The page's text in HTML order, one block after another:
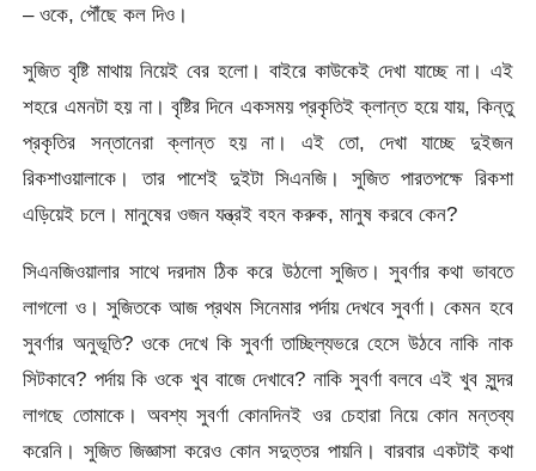
– ওকে, পৌঁছে কল দিও।
সুজিত বৃষ্টি মাথায় নিয়েই বের হলো। বাইরে কাউকেই দেখা যাচ্ছে না। এই
শহরে এমনটা হয় না। বৃষ্টির দিনে একসময় প্রকৃতিই ক্লান্ত হয়ে যায়, কিন্তু
প্রকৃতির সন্তানেরা ক্লান্ত হয় না। এই তো, দেখা যাচ্ছে দুইজন
রিকশাওয়ালাকে। তার পাশেই দুইটা সিএনজি। সুজিত পারতপক্ষে রিকশা
এড়িয়েই চলে। মানুষের ওজন যন্ত্রই বহন করুক, মানুষ করবে কেন?
সিএনজিওয়ালার সাথে দরদাম ঠিক করে উঠলো সুজিত। সুবর্ণার কথা ভাবতে
লাগলো ও। সুজিতকে আজ প্রথম সিনেমার পর্দায় দেখবে সুবর্ণা। কেমন হবে
সুবর্ণার অনুভূতি? ওকে দেখে কি সুবর্ণা তাচ্ছিল্যভরে হেসে উঠবে নাকি নাক
সিটকাবে? পর্দায় কি ওকে খুব বাজে দেখাবে? নাকি সুবর্ণা বলবে এই খুব সুন্দর
লাগছে তোমাকে। অবশ্য সুবর্ণা কোনদিনই ওর চেহারা নিয়ে কোন মন্তব্য
করেনি। সুজিত জিজ্ঞাসা করেও কোন সদুত্তর পায়নি। বারবার একটাই কথা